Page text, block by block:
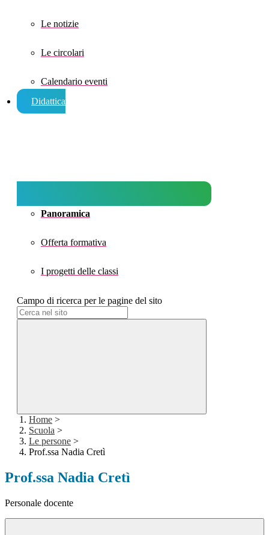
Le notizie
Le circolari
Calendario eventi
Didattica
Panoramica
Offerta formativa
I progetti delle classi
Campo di ricerca per le pagine del sito
Home >
Scuola >
Le persone >
Prof.ssa Nadia Cretì
Prof.ssa Nadia Cretì
Personale docente